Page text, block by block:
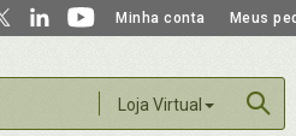
Minha conta Meus
Loja Virtual